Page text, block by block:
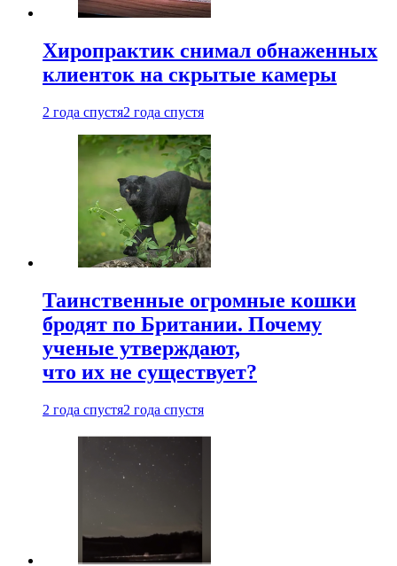
Хиропрактик снимал обнаженных
клиенток на скрытые камеры
2 года спустя2 года спустя
Таинственные огромные кошки
бродят по Британии. Почему
ученые утверждают,
что их не существует?
2 года спустя2 года спустя